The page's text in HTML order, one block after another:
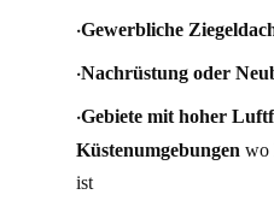
·Gewerbliche
·Nachrüstung oder
·Gebiete mit hoher
Küstenumgebungen wo
ist